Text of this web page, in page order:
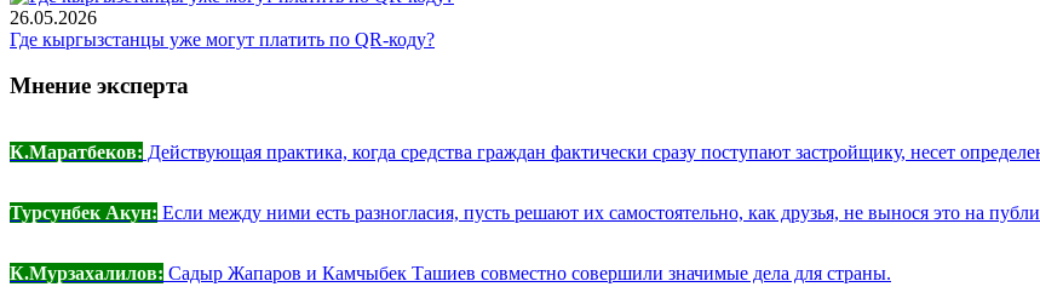
26.05.2026
Где кыргызстанцы уже могут платить по QR-коду?
Мнение эксперта
К.Маратбеков: Действующая практика, когда средства граждан фактически сразу поступают застройщику, несет
Турсунбек Акун: Если между ними есть разногласия, пусть решают их самостоятельно, как друзья, не вынося это на
К.Мурзахалилов: Садыр Жапаров и Камчыбек Ташиев совместно совершили значимые дела для страны.